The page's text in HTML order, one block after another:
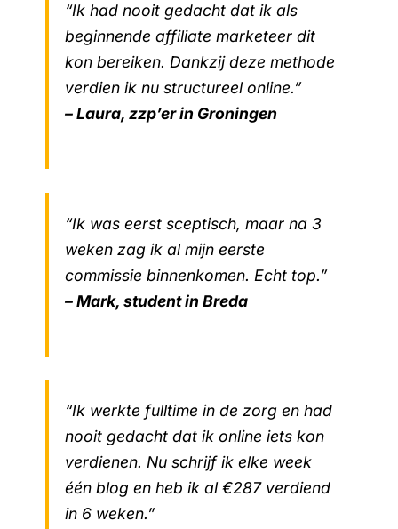
“Ik had nooit gedacht dat ik als
beginnende affiliate marketeer dit
kon bereiken. Dankzij deze methode
verdien ik nu structureel online.”
– Laura, zzp’er in Groningen
“Ik was eerst sceptisch, maar na 3
weken zag ik al mijn eerste
commissie binnenkomen. Echt top.”
– Mark, student in Breda
“Ik werkte fulltime in de zorg en had
nooit gedacht dat ik online iets kon
verdienen. Nu schrijf ik elke week
één blog en heb ik al €287 verdiend
in 6 weken.”